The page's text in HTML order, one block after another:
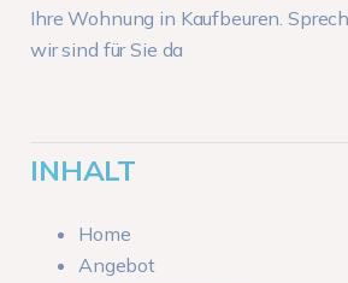
Ihre Wohnung in Kaufbeuren.
wir sind für Sie da
INHALT
Home
Angebot